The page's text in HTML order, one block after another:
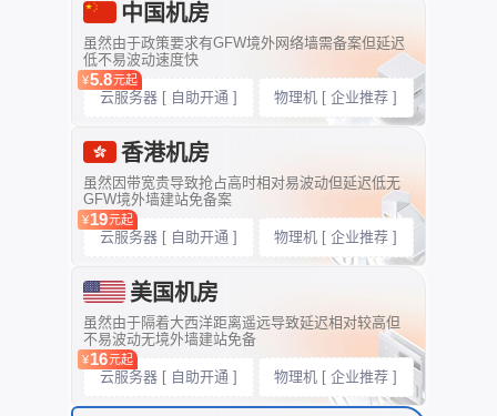
中国机房
虽然由于政策要求有GFW境外网络墙需备案但延迟
低不易波动速度快
¥5.8元起
云服务器 [ 自助开通 ] 物理机 [ 企业推荐 ]
香港机房
虽然因带宽贵导致抢占高时相对易波动但延迟低无
GFW境外墙建站免备案
¥19元起
云服务器 [ 自助开通 ] 物理机 [ 企业推荐 ]
美国机房
虽然由于隔着大西洋距离遥远导致延迟相对较高但
不易波动无境外墙建站免备
¥16元起
云服务器 [ 自助开通 ] 物理机 [ 企业推荐 ]